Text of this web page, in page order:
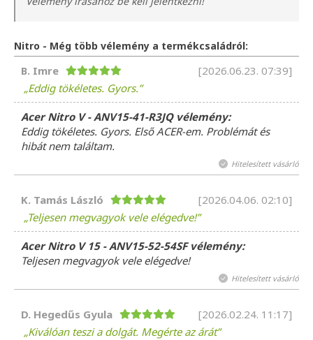
Nitro - Még több vélemény a termékcsaládról:
B. Imre
[2026.06.23. 07:39]
Eddig tökéletes. Gyors.
Acer Nitro V - ANV15-41-R3JQ vélemény:
Eddig tökéletes. Gyors. Első ACER-em. Problémát és
hibát nem találtam.
Hitelesített vásárló
K. Tamás László
[2026.04.06. 02:10]
Teljesen megvagyok vele elégedve!
Acer Nitro V 15 - ANV15-52-54SF vélemény:
Teljesen megvagyok vele elégedve!
Hitelesített vásárló
D. Hegedűs Gyula
[2026.02.24. 11:17]
Kiválóan teszi a dolgát. Megérte az árát